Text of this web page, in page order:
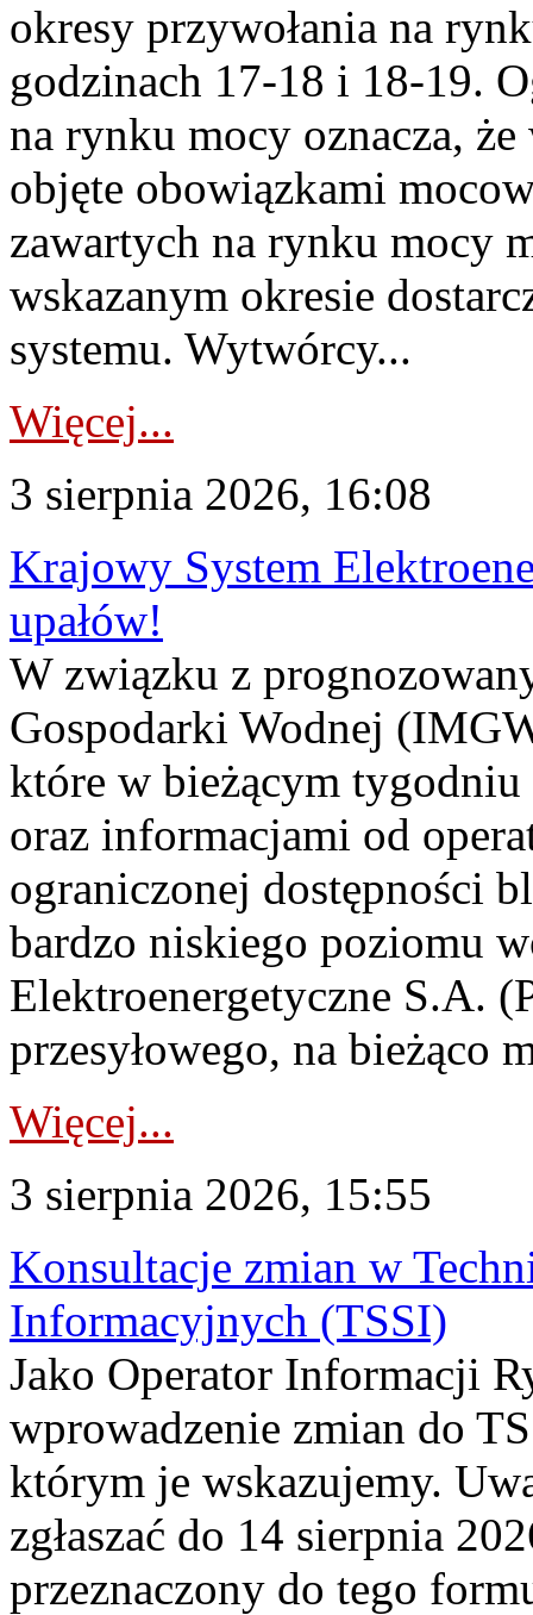
okresy przywołania na
godzinach 17-18 i 18-19.
na rynku mocy oznacza,
objęte obowiązkami
zawartych na rynku mocy
wskazanym okresie
systemu. Wytwórcy...
Więcej...
3 sierpnia 2026, 16:08
Krajowy System
upałów!
W związku z
Gospodarki Wodnej
które w bieżącym tygodniu
oraz informacjami od
ograniczonej dostępności
bardzo niskiego poziomu
Elektroenergetyczne S.A.
przesyłowego, na bieżąco
Więcej...
3 sierpnia 2026, 15:55
Konsultacje zmian w
Informacyjnych (TSSI)
Jako Operator Informacji
wprowadzenie zmian do
którym je wskazujemy.
zgłaszać do 14 sierpnia
przeznaczony do tego